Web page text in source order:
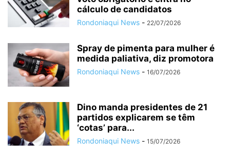
cálculo de candidatos
Rondoniaqui News - 22/07/2026
Spray de pimenta para mulher é
medida paliativa, diz promotora
Rondoniaqui News - 16/07/2026
Dino manda presidentes de 21
partidos explicarem se têm
‘cotas’ para...
Rondoniaqui News - 15/07/2026